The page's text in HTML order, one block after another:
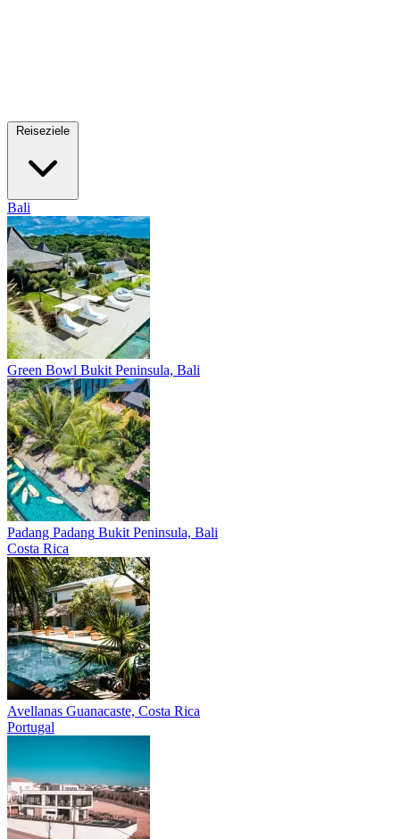
Bali
Green Bowl Bukit Peninsula, Bali
Padang Padang Bukit Peninsula, Bali
Costa Rica
Avellanas Guanacaste, Costa Rica
Portugal